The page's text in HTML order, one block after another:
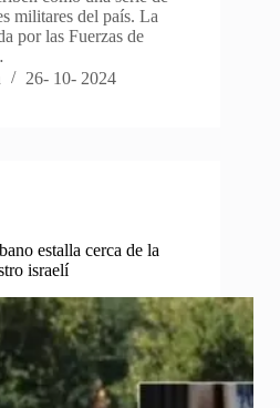
militares del país. La
por las Fuerzas de
26- 10- 2024
estalla cerca de la
israelí